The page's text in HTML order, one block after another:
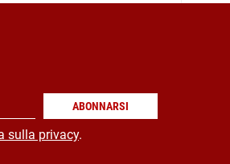
ABONNARSI
sulla privacy.